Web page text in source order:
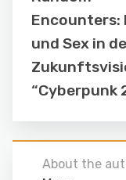
Encounters:
und Sex in
“Cyberpunk
About the